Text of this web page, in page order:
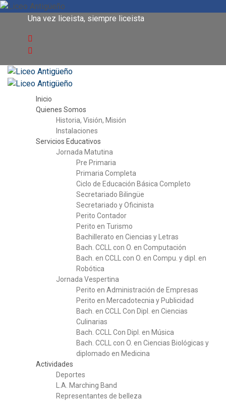
Una vez liceista, siempre liceista
Inicio
Quienes Somos
Historia, Visión, Misión
Instalaciones
Servicios Educativos
Jornada Matutina
Pre Primaria
Primaria Completa
Ciclo de Educación Básica Completo
Secretariado Bilingüe
Secretariado y Oficinista
Perito Contador
Perito en Turismo
Bachillerato en Ciencias y Letras
Bach. CCLL con O. en Computación
Bach. en CCLL con O. en Compu. y dipl. en
Robótica
Jornada Vespertina
Perito en Administración de Empresas
Perito en Mercadotecnia y Publicidad
Bach. en CCLL Con Dipl. en Ciencias
Culinarias
Bach. CCLL Con Dipl. en Música
Bach. CCLL con O. en Ciencias Biológicas y
diplomado en Medicina
Actividades
Deportes
L.A. Marching Band
Representantes de belleza